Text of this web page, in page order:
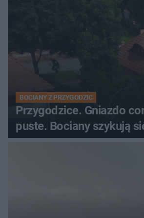
BOCIANY Z PRZYGODZIC
Przygodzice. Gniazdo
puste. Bociany szykują